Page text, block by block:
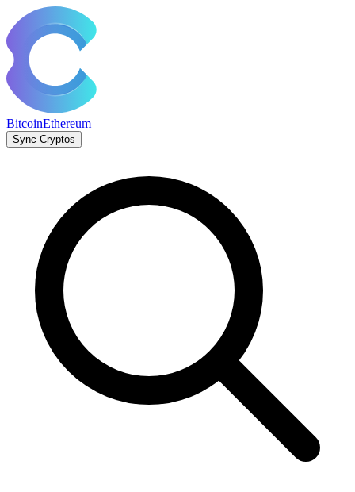
BitcoinEthereum
Sync Cryptos